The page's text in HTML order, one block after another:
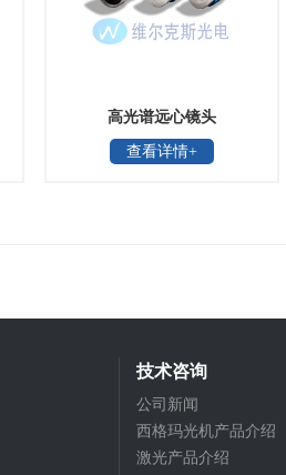
高光谱远心镜头
查看详情+
技术咨询
公司新闻
西格玛光机产品介绍
激光产品介绍